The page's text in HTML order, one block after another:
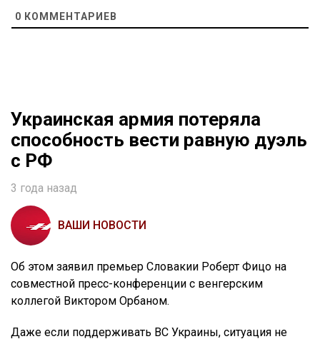
0 КОММЕНТАРИЕВ
Украинская армия потеряла
способность вести равную дуэль
с РФ
3 года назад
ВАШИ НОВОСТИ
Об этом заявил премьер Словакии Роберт Фицо на
совместной пресс-конференции с венгерским
коллегой Виктором Орбаном.
Даже если поддерживать ВС Украины, ситуация не